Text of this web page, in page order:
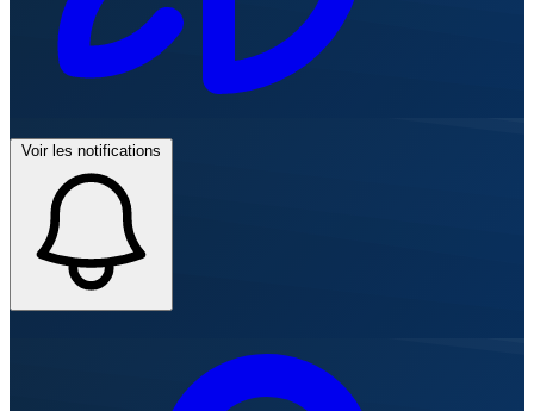
Voir les notifications